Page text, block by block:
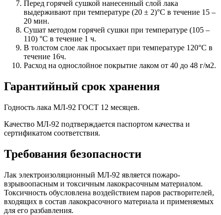
Перед горячей сушкой нанесенный слой лака
выдерживают при температуре (20 ± 2)°С в течение 15 –
20 мин.
Сушат методом горячей сушки при температуре (105 –
110) °С в течение 1 ч.
В толстом слое лак просыхает при температуре 120°С в
течение 16ч.
Расход на однослойное покрытие лаком от 40 до 48 г/м2.
Гарантийный срок хранения
Годность лака МЛ-92 ГОСТ 12 месяцев.
Качество МЛ-92 подтверждается паспортом качества и
сертификатом соответствия.
Требования безопасности
Лак электроизоляционный МЛ-92 является пожаро-
взрывоопасным и токсичным лакокрасочным материалом.
Токсичность обусловлена воздействием паров растворителей,
входящих в состав лакокрасочного материала и применяемых
для его разбавления.